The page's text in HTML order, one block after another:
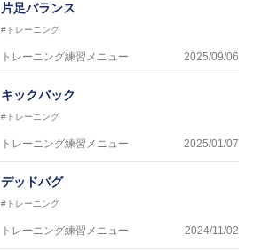
片足バランス
#トレーニング
トレーニング練習メニュー 2025/09/06
キックバック
#トレーニング
トレーニング練習メニュー 2025/01/07
デッドバグ
#トレーニング
トレーニング練習メニュー 2024/11/02